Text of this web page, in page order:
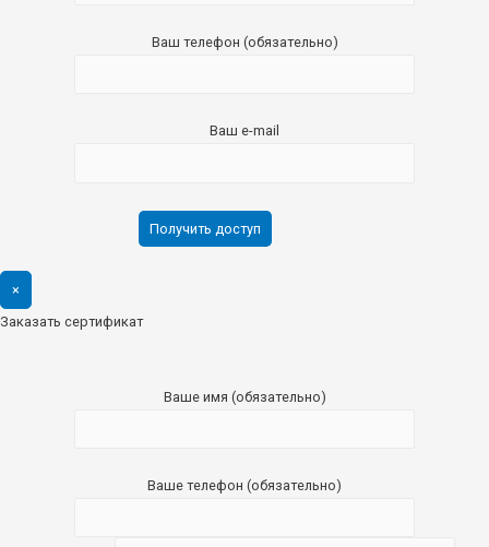
Ваш телефон (обязательно)
Ваш e-mail
×
Заказать сертификат
Ваше имя (обязательно)
Ваше телефон (обязательно)